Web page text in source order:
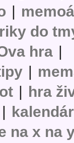
|
do
hra |
|
| hra
| kalendár
na x na